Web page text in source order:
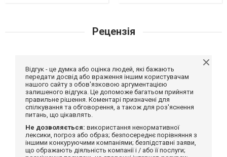
Рецензія
Відгук - це думка або оцінка людей, які бажають
передати досвід або враження іншим користувачам
нашого сайту з обов'язковою аргументацією
залишеного відгука. Це допоможе багатьом прийняти
правильне рішення. Коментарі призначені для
спілкування та обговорення, а також для роз'яснення
питань, що цікавлять.
Не дозволяється: використання ненормативної
лексики, погроз або образ; безпосереднє порівняння з
іншими конкуруючими компаніями; безпідставні заяви,
що ображають діяльність компанії і / або її послуги;